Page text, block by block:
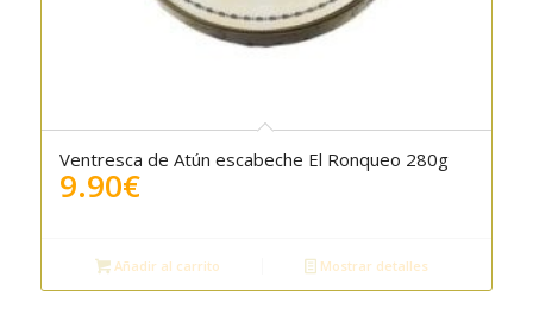
Ventresca de Atún escabeche El Ronqueo 280g
9.90€
Añadir al carrito Mostrar detalles